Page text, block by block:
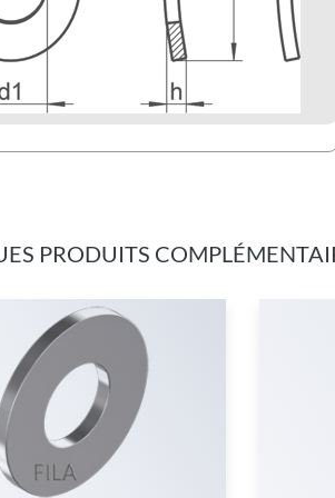
PRODUITS